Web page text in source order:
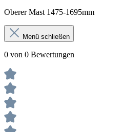
Oberer Mast 1475-1695mm
Menü schließen
0 von 0 Bewertungen